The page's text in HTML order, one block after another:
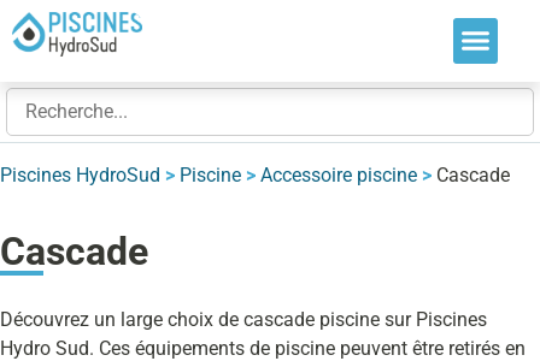
Piscines HydroSud > Piscine > Accessoire piscine > Cascade
Cascade
Découvrez un large choix de cascade piscine sur Piscines
Hydro Sud. Ces équipements de piscine peuvent être retirés en